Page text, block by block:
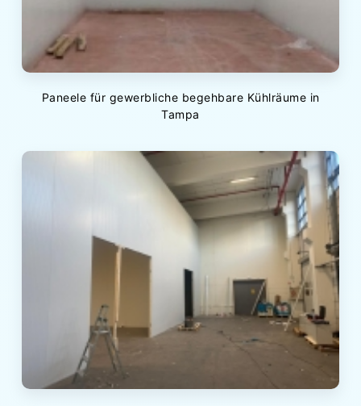
Paneele für gewerbliche begehbare Kühlräume in
Tampa